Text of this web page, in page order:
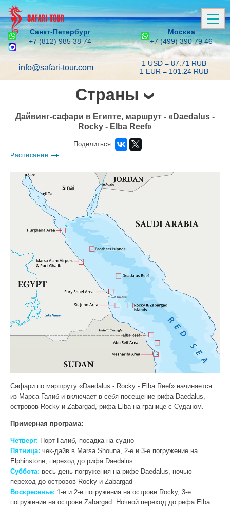
Санкт-Петербург
+7 (812) 985 38 74
Москва
+7 (499) 390 79 46
info@safari-tour.com
1 USD = 87.71 RUB
1 EUR = 101.24 RUB
Страны
Дайвинг-сафари в Египте, маршрут - «Daedalus -
Rocky - Elba Reef»
Поделиться:
Расписание
Сафари по маршруту «Daedalus - Rocky - Elba Reef» начинается
из Марса Галиб и включает в себя посещение рифа Daedalus,
островов Rocky и Zabargad, рифа Elba на границе с Суданом.
Примерная програма:
Четверг: Порт Галиб, посадка на судно
Пятница: чек-дайв в Marsa Shouna, 2-е и 3-е погружение на
Elphinstone, переход до рифа Daedalus
Суббота: весь день погружения на рифе Daedalus, ночью -
переход до островов Rocky и Zabargad
Воскресенье: 1-е и 2-е погружения на острове Rocky, 3-е
погружение на острове Zabargad. Ночной переход до рифа Elba.